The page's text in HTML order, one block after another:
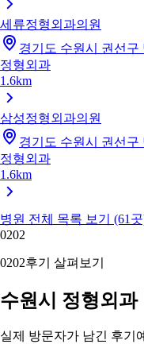
세류정형외과의원
경기도 수원시 권선구
정형외과
1.6km
삼성정형외과의원
경기도 수원시 권선구
정형외과
1.6km
병원 전체 목록 보기 (61
0202
0202후기 살펴보기
수원시 정형외과
실제 방문자가 남긴 후기